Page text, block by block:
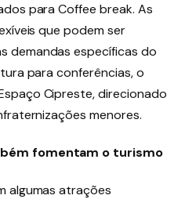
para Coffee break. As
que podem ser
demandas específicas do
para conferências, o
Cipreste, direcionado
menores.
fomentam o turismo
algumas atrações